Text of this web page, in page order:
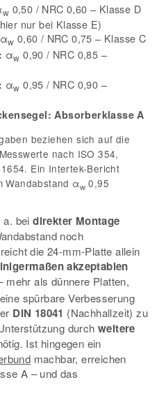
w 0,50 / NRC 0,60 – Klasse D
nur bei Klasse E)
αw 0,60 / NRC 0,75 – Klasse C
αw 0,90 / NRC 0,85 –
αw 0,95 / NRC 0,90 –
Absorberklasse A
beziehen sich auf die
nach ISO 354,
Ein Intertek-Bericht
Wandabstand αw 0,95
a. beidirekter Montage
noch
die 24-mm-Platte allein
akzeptablen
mehr als dünnere Platten,
spürbare Verbesserung
DIN 18041 (Nachhallzeit) zu
durch weitere
Ist hingegen ein
machbar, erreichen
A – und das